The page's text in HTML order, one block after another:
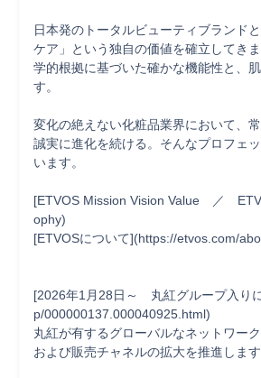
日本発のトータルビューティブランド
ケア」という独自の価値を確立してき
学的根拠に基づいた確かな機能性と、
す。
変化の絶えない化粧品業界において、
誠実に進化を続ける。そんなプロフェ
います。
[ETVOS Mission Vision Value　／　
ophy)
[ETVOSについて](https://etvos.com/
[2026年1月28日～　丸紅グループ入
p/000000137.000040925.html)
丸紅が有するグローバルなネットワー
および販売チャネルの拡大を推進します